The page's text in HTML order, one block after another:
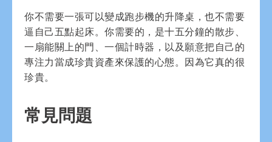
你不需要一張可以變成跑步機的升降桌，也不需要
逼自己五點起床。你需要的，是十五分鐘的散步、
一扇能關上的門、一個計時器，以及願意把自己的
專注力當成珍貴資產來保護的心態。因為它真的很
珍貴。
常見問題